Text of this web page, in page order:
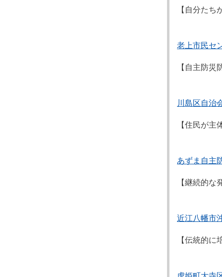
【自分たち
老上市民セ
【自主防災
川島区自治
【住民が主
あずま自主
【継続的な
近江八幡市
【伝統的に